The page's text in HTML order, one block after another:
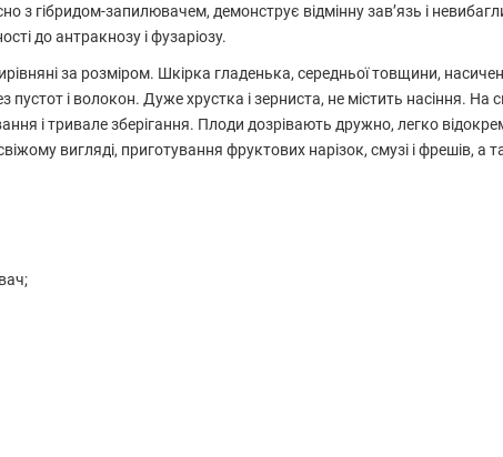
гібридом-запилювачем, демонструє відмінну зав’язь і
до антракнозу і фузаріозу.
за розміром. Шкірка гладенька, середньої товщини,
і волокон. Дуже хрустка і зерниста, не містить насіння. На
і тривале зберігання. Плоди дозрівають дружно, легко
вигляді, приготування фруктових нарізок, смузі і фрешів, а